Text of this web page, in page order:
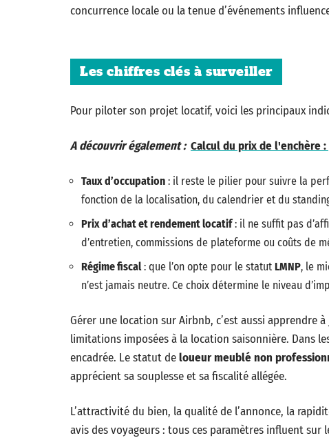
concurrence locale ou la tenue d’événements
Les chiffres clés à surveiller
Pour piloter son projet locatif, voici les principaux
A découvrir également : Calcul du prix de l'enchère
Taux d’occupation : il reste le pilier pour suivre la
fonction de la localisation, du calendrier et du
Prix d’achat et rendement locatif: il ne suffit pas
d’entretien, commissions de plateforme ou coûts de
Régime fiscal: que l’on opte pour le statut LMNP, le
n’est jamais neutre. Ce choix détermine le niveau
Gérer une location sur Airbnb, c’est aussi apprendre
limitations imposées à la location saisonnière. Dans
encadrée. Le statut deloueur meublé non
apprécient sa souplesse et sa fiscalité allégée.
L’attractivité du bien, la qualité de l’annonce, la
avis des voyageurs : tous ces paramètres influent sur